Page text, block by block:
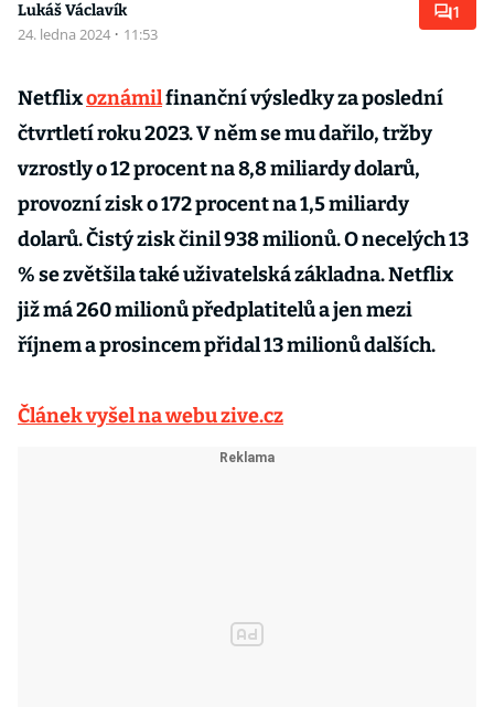
Lukáš Václavík
24. ledna 2024 · 11:53
1
Netflixoznámilfinanční výsledky za poslední
čtvrtletí roku 2023. V něm se mu dařilo, tržby
vzrostly o 12 procent na 8,8 miliardy dolarů,
provozní zisk o 172 procent na 1,5 miliardy
dolarů. Čistý zisk činil 938 milionů. O necelých 13
% se zvětšila také uživatelská základna. Netflix
již má 260 milionů předplatitelů a jen mezi
říjnem a prosincem přidal 13 milionů dalších.
Článek vyšel na webu zive.cz